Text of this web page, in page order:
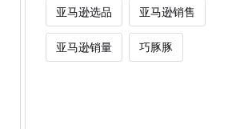
亚马逊选品 亚马逊销售
亚马逊销量 巧豚豚